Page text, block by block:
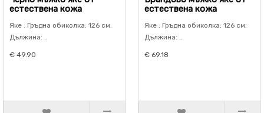
естествена кожа
Яке . Гръдна обиколка: 126 см.
Дължина: ..
€ 49.90
естествена кожа
Яке . Гръдна обиколка: 126 см.
Дължина: ..
€ 69.18